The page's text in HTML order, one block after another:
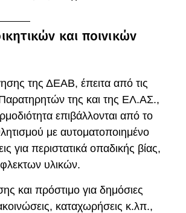
και ποινικών
της ΔΕΑΒ, έπειτα από τις
της και της ΕΛ.ΑΣ.,
επιβάλλονται από το
με αυτοματοποιημένο
για περιστατικά οπαδικής βίας,
υλικών.
και πρόστιμο για δημόσιες
καταχωρήσεις κ.λπ.,